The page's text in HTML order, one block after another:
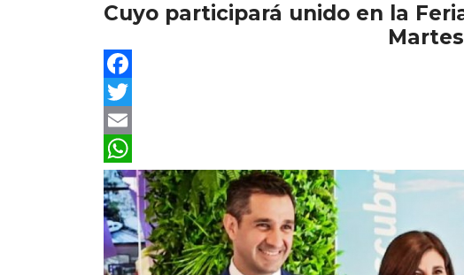
Cuyo participará unido en la
Facebook
Twitter
Email
WhatsApp